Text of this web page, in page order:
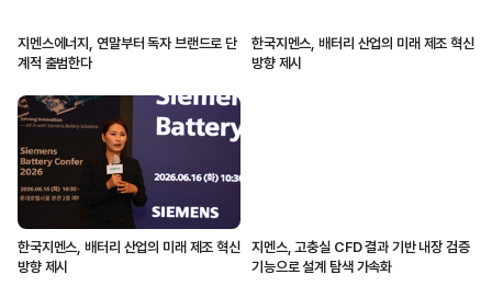
지멘스에너지, 연말부터 독자 브랜드로 단
계적 출범한다
한국지멘스, 배터리 산업의 미래 제조 혁신
방향 제시
한국지멘스, 배터리 산업의 미래 제조 혁신
방향 제시
지멘스, 고충실 CFD 결과 기반 내장 검증
기능으로 설계 탐색 가속화